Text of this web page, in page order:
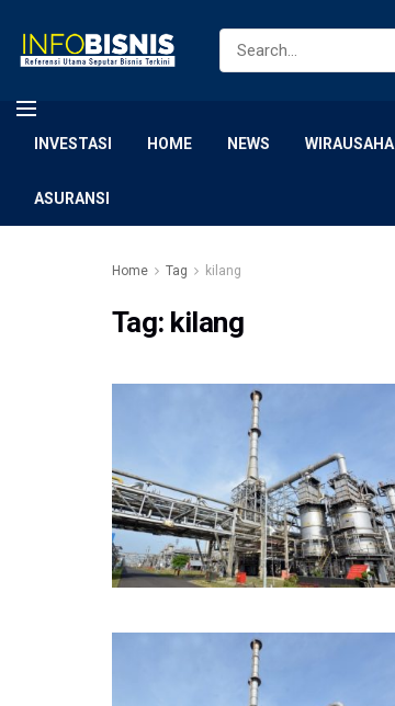
INVESTASI HOME NEWS WIRAUSAHA
ASURANSI
Home Tag kilang
Tag: kilang